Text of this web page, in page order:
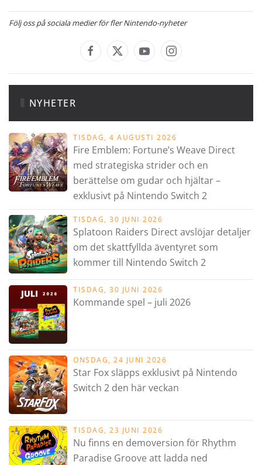
Följ oss på sociala medier för fler Nintendo-nyheter
NYHETER
TISDAG, 4 AUGUSTI 2026
Fire Emblem: Fortune’s Weave Direct
med strategiska strider och en
berättelse om gudar och hjältar –
exklusivt på Nintendo Switch 2
TISDAG, 30 JUNI 2026
Splatoon Raiders Direct avslöjar detaljer
om det skattfyllda äventyret som
kommer till Nintendo Switch 2
TISDAG, 30 JUNI 2026
Kommande spel – juli 2026
ONSDAG, 24 JUNI 2026
Star Fox släpps exklusivt på Nintendo
Switch 2 den här veckan
TISDAG, 23 JUNI 2026
Nu finns en demoversion för Rhythm
Paradise Groove att ladda ned